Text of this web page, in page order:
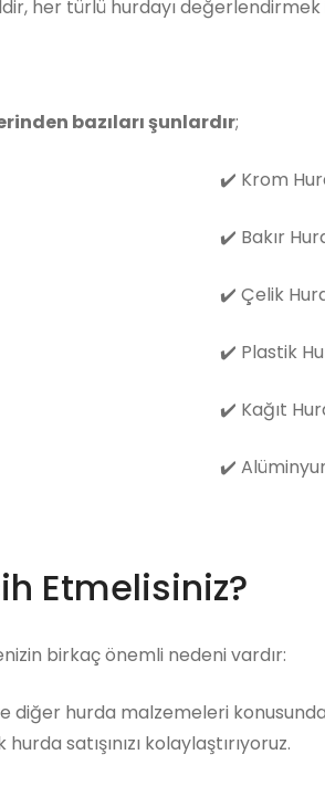
her türlü hurdayı değerlendirmek
bazıları şunlardır;
✔️ Krom
✔️ Bakır
✔️ Çelik
✔️ Plastik
✔️ Kağıt
✔️
Etmelisiniz?
birkaç önemli nedeni vardır:
diğer hurda malzemeleri
satışınızı kolaylaştırıyoruz.